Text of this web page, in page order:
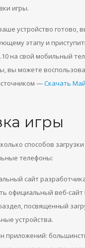
игры.
устройство готово,
этапу и
на свой мобильный
вы можете
—Скачать
игры
способов
телефоны:
сайт
официальный веб-
посвященный
устройства.
приложений: